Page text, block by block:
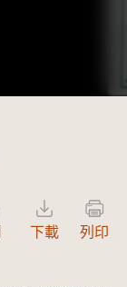
下載 列印